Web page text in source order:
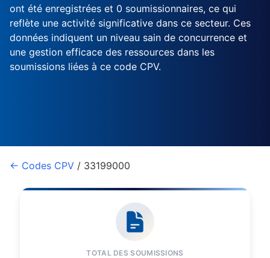
ont été enregistrées et 0 soumissionnaires, ce qui
reflète une activité significative dans ce secteur. Ces
données indiquent un niveau sain de concurrence et
une gestion efficace des ressources dans les
soumissions liées à ce code CPV.
← Codes CPV / 33199000
TOTAL DES SOUMISSIONS